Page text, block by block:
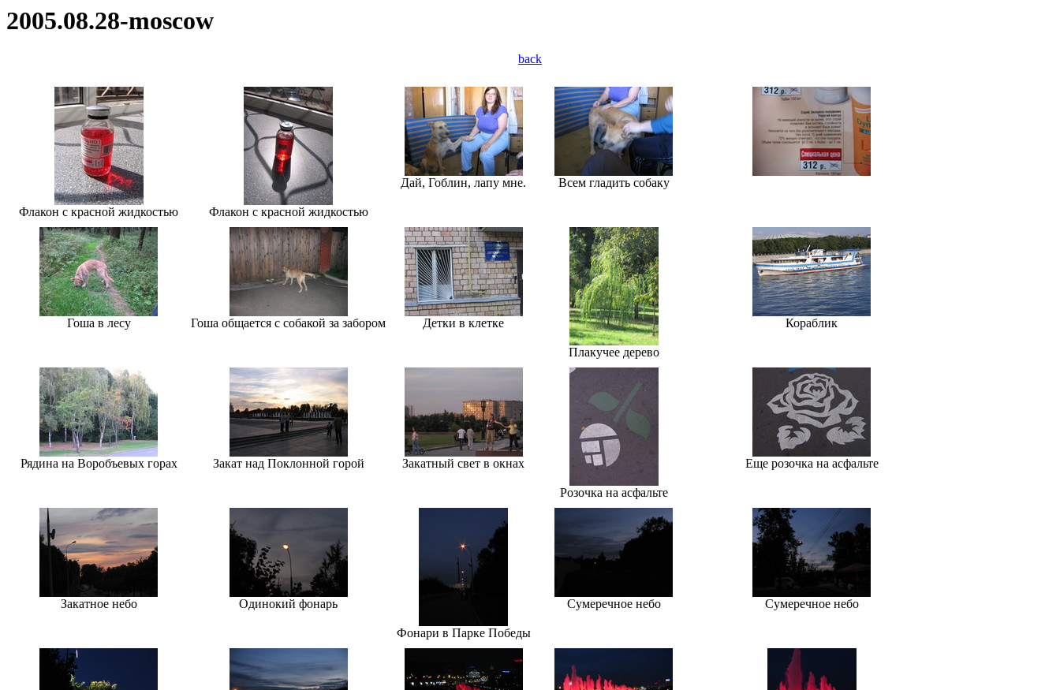
2005.08.28-moscow
back
Флакон с красной жидкостью Флакон с красной жидкостью
Дай, Гоблин, лапу мне. Всем гладить собаку
Гоша в лесу Гоша общается с собакой за забором Детки в клетке
Плакучее дерево
Кораблик
Рядина на Воробъевых горах Закат над Поклонной горой Закатный свет в окнах
Розочка на асфальте
Еще розочка на асфальте
Закатное небо Одинокий фонарь
Фонари в Парке Победы
Сумеречное небо Сумеречное небо